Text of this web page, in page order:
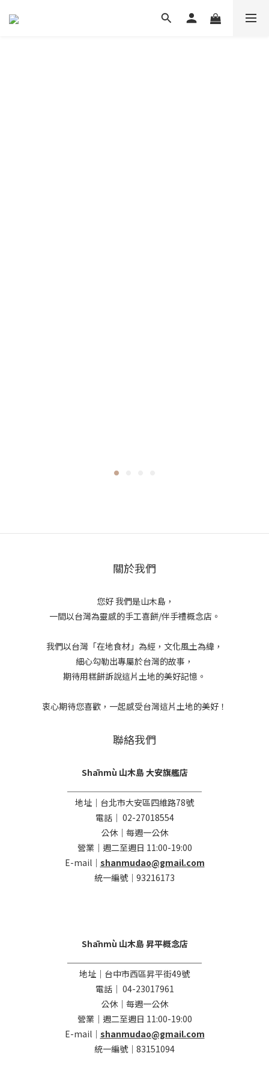
關於我們
您好 我們是山木島，
一間以台灣為靈感的手工喜餅/伴手禮概念店。
我們以台灣「在地食材」為經，文化風土為緯，
細心勾勒出專屬於台灣的故事，
期待用糕餅訴說這片土地的美好記憶。
衷心期待您喜歡，一起感受台灣這片土地的美好！
聯絡我們
Shānmù 山木島 大安旗艦店
地址｜台北市大安區四維路78號
電話｜ 02-27018554
公休｜每週一公休
營業｜週二至週日 11:00-19:00
E-mail｜ shanmudao@gmail.com
統一編號｜93216173
Shānmù 山木島 昇平概念店
地址｜台中市西區昇平街49號
電話｜ 04-23017961
公休｜每週一公休
營業｜週二至週日 11:00-19:00
E-mail｜ shanmudao@gmail.com
統一編號｜83151094